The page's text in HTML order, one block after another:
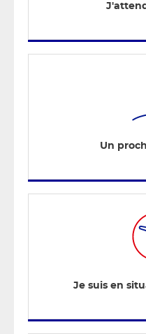
Un
Je suis en